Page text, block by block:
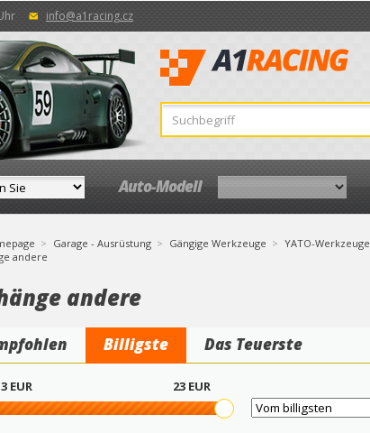
info@a1racing.cz
Auto-Modell
Garage - Ausrüstung Gängige Werkzeuge YATO-Werkzeuge
andere
andere
Billigste Das Teuerste
3 EUR 23 EUR